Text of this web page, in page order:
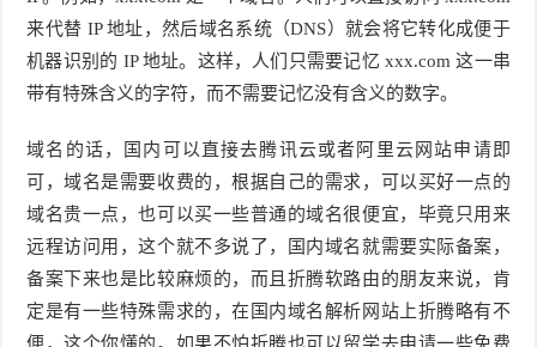
来代替 IP 地址，然后域名系统（DNS）就会将它转化成便于
机器识别的 IP 地址。这样，人们只需要记忆 xxx.com 这一串
带有特殊含义的字符，而不需要记忆没有含义的数字。
域名的话，国内可以直接去腾讯云或者阿里云网站申请即
可，域名是需要收费的，根据自己的需求，可以买好一点的
域名贵一点，也可以买一些普通的域名很便宜，毕竟只用来
远程访问用，这个就不多说了，国内域名就需要实际备案，
备案下来也是比较麻烦的，而且折腾软路由的朋友来说，肯
定是有一些特殊需求的，在国内域名解析网站上折腾略有不